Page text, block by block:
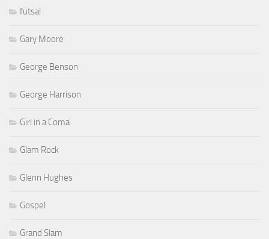
futsal
Gary Moore
George Benson
George Harrison
Girl in a Coma
Glam Rock
Glenn Hughes
Gospel
Grand Slam